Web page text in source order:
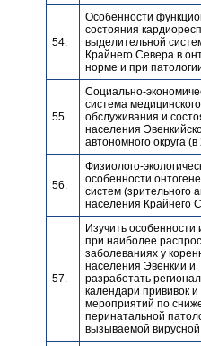
54.
Особенности
состояния
выделительной
Крайнего Севера в
норме и при
55.
Социально-
система медицинского
обслуживания и
населения
автономного округа (в
56.
Физиолого-
особенности
систем (зрительного
населения Крайнего
57.
Изучить особенности
при наиболее
заболеваниях у
населения Эвенкии и
разработать
календари прививок и
мероприятий по
перинатальной
вызываемой